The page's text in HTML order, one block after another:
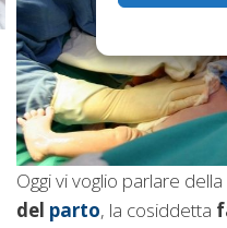
Oggi vi voglio parlare della
del parto, la cosiddetta